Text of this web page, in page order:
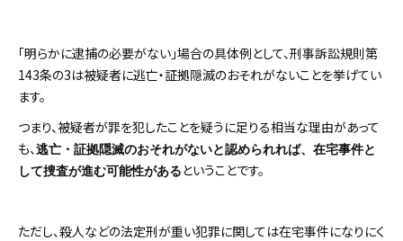
「明らかに逮捕の必要がない」場合の具体例として、刑事訴訟規則第
143条の3は被疑者に逃亡・証拠隠滅のおそれがないことを挙げてい
ます。
つまり、被疑者が罪を犯したことを疑うに足りる相当な理由があって
も、 逃亡・証拠隠滅のおそれがないと認められれば、在宅事件と
して捜査が進む可能性がある ということです。
ただし、殺人などの法定刑が重い犯罪に関しては在宅事件になりにく